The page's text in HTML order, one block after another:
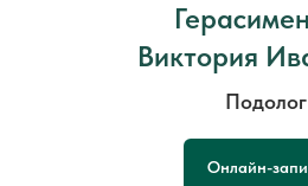
Виктория
Подолог
Онлайн-